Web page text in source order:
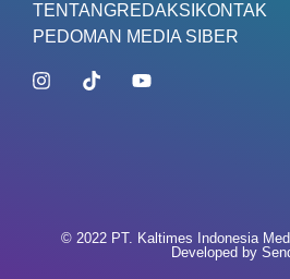
© 2022 PT. Kaltimes Indonesia
Developed by
TENTANGREDAKSI KONTAK
PEDOMAN MEDIA SIBER